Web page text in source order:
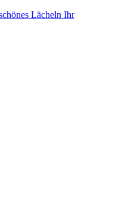
Lächeln Ihr